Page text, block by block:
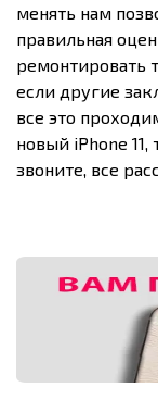
менять нам
правильная
ремонтировать
если другие
все это
новый iPhone 11,
звоните, все